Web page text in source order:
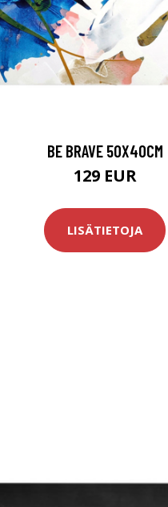
BE BRAVE 50X40CM
129 EUR
LISÄTIETOJA